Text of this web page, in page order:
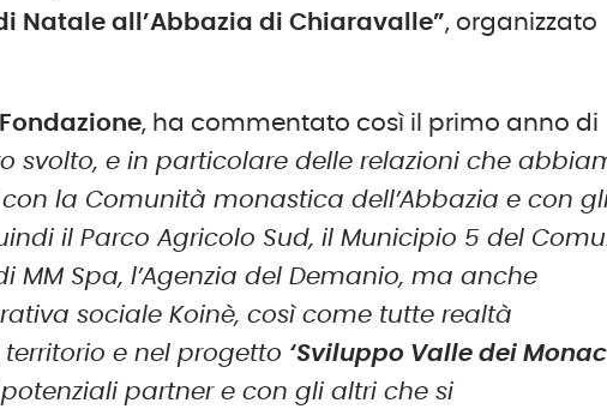
Natale all’Abbazia di Chiaravalle”, organizzato
, ha commentato così il primo anno di
svolto, e in particolare delle relazioni che
la Comunità monastica dell’Abbazia e con
il Parco Agricolo Sud, il Municipio 5 del
MM Spa, l’Agenzia del Demanio, ma anche
sociale Koinè, così come tutte realtà
e nel progetto ‘Sviluppo Valle dei
partner e con gli altri che si